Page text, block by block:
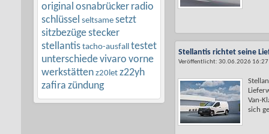
original osnabrücker radio
schlüssel seltsame setzt
sitzbezügestecker
stellantis tacho-ausfall testet
unterschiedevivaro vorne
werkstätten z20let z22yh
zafira zündung
Stellantis richtet seine
Veröffentlicht: 30.06.2026 16:27
Van-
sich